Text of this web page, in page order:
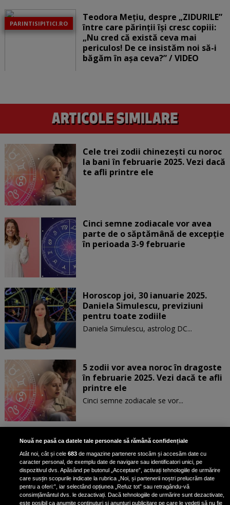
PARINTISIPITICI.RO
Teodora Mețiu, despre „ZIDURILE”
între care părinții își cresc copiii:
„Nu cred că există ceva mai
periculos! De ce insistăm noi să-i
băgăm în așa ceva?” / VIDEO
Cele trei zodii chinezești cu noroc
la bani în februarie 2025. Vezi dacă
te afli printre ele
Cinci semne zodiacale vor avea
parte de o săptămână de excepție
în perioada 3-9 februarie
Horoscop joi, 30 ianuarie 2025.
Daniela Simulescu, previziuni
pentru toate zodiile
Daniela Simulescu, astrolog DC...
5 zodii vor avea noroc în dragoste
în februarie 2025. Vezi dacă te afli
printre ele
Cinci semne zodiacale se vor...
Patru zodii primesc un mesaj
special de la Univers pe 30
ianuarie. Vezi dacă te afli printre
ele
Nouă ne pasă ca datele tale personale să rămână confidențiale
Atât noi, cât și cele683 de magazine partenere stocăm și accesăm date cu
caracter personal, de exemplu date de navigare sau identificatori unici, pe
dispozitivul dvs. Apăsând pe butonul „Acceptare”, activați tehnologiile de urmărire
care susțin scopurile indicate la rubrica „Noi, și partenerii noștri prelucrăm date
pentru a oferi:”, iar selectând opțiunea „Refuz tot” sau retragându-vă
consimțământul dvs. le dezactivați. Dacă tehnologiile de urmărire sunt dezactivate,
este posibil ca anumite conținuturi și anunțuri publicitare pe care le vedeți să nu fie